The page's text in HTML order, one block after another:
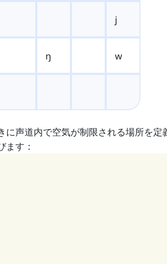
j
ŋ w
に声道内で空気が制限される場所を
ます：